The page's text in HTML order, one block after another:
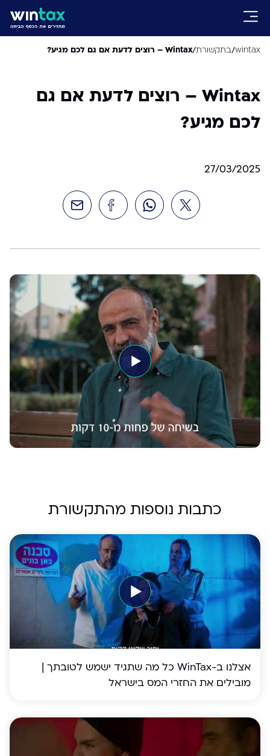
wintax
/בתקשורת/Wintax – רוצים לדעת אם גם לכם מגיע?
Wintax – רוצים לדעת אם גם
לכם מגיע?
27/03/2025
כתבות נוספות מהתקשורת
אצלנו ב-WinTax כל מה שתגיד ישמש לטובתך |
מובילים את החזרי המס בישראל